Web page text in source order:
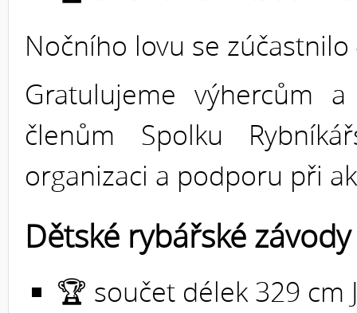
Nočního lovu se zúčastnilo
Gratulujeme výhercům
členům Spolku
organizaci a podporu při
Dětské rybářské
🏆 součet délek 329 cm